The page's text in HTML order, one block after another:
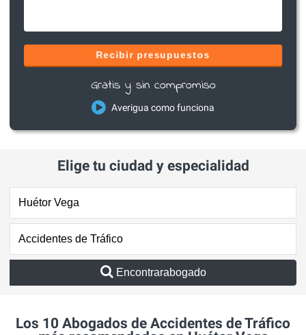
Recibir presupuestos
Gratis y sin compromiso
Averigua como funciona
Elige tu ciudad y especialidad
Encontrarabogado
Los 10 Abogados de Accidentes de Tráfico